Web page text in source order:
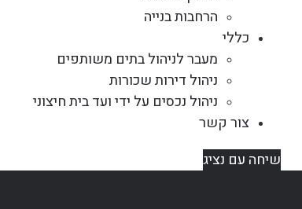
הרחבות בנייה
כללי
מעבר לניהול בתים משותפים
ניהול דירות שכורות
ניהול נכסים על ידי ועד בית חיצוני
צור קשר
שיחה עם נציג